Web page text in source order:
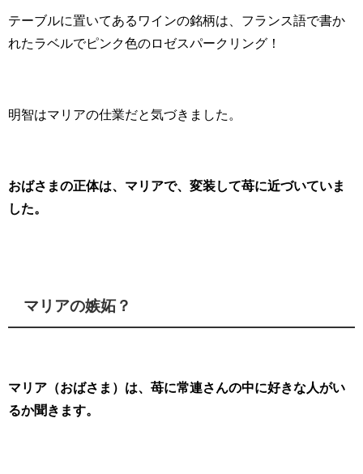
テーブルに置いてあるワインの銘柄は、フランス語で書か
れたラベルでピンク色のロゼスパークリング！
明智はマリアの仕業だと気づきました。
おばさまの正体は、 マリアで、 変装して苺に近づいていま
した。
マリアの嫉妬？
マリア（おばさま）は、苺に常連さんの中に好きな人がい
るか聞きます。